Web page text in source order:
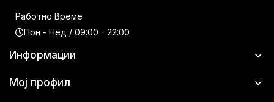
Работно Време
Пон - Нед / 09:00 - 22:00
Информации
Мој профил